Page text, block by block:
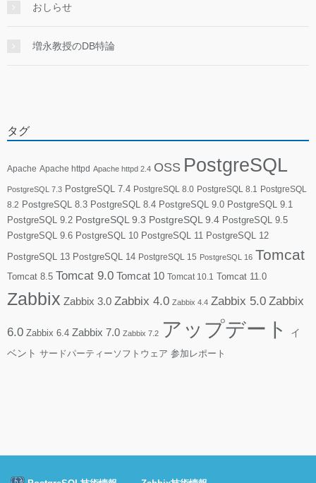
おしらせ
増永教授のDB特論
タグ
Apache Apache httpd Apache httpd 2.4 OSS PostgreSQL
PostgreSQL 7.3 PostgreSQL 7.4 PostgreSQL 8.0 PostgreSQL 8.1
PostgreSQL
8.2 PostgreSQL 8.3 PostgreSQL 8.4 PostgreSQL 9.0 PostgreSQL 9.1
PostgreSQL 9.2 PostgreSQL 9.3 PostgreSQL 9.4 PostgreSQL 9.5
PostgreSQL 9.6 PostgreSQL 10 PostgreSQL 11 PostgreSQL 12
PostgreSQL 13 PostgreSQL 14 PostgreSQL 15 PostgreSQL 16 Tomcat
Tomcat 8.5 Tomcat 9.0 Tomcat 10 Tomcat 10.1 Tomcat 11.0
Zabbix Zabbix 3.0 Zabbix 4.0 Zabbix 4.4 Zabbix 5.0 Zabbix
6.0 Zabbix 6.4 Zabbix 7.0 Zabbix 7.2 アップデート
イ
ベント サードパーティーソフトウェア 参加レポート